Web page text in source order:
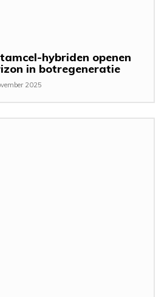
hybriden openen
in botregeneratie
2025